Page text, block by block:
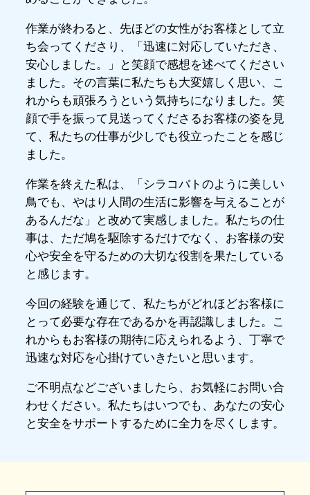
作業が終わると、先ほどの女性がお客様として立
ち会ってくださり、「迅速に対応していただき、
安心しました。」と笑顔で感想を述べてください
ました。その言葉に私たちも大変嬉しく思い、こ
れからも頑張ろうという気持ちになりました。笑
顔で手を振って見送ってくださるお客様の姿を見
て、私たちの仕事が少しでも役立ったことを感じ
ました。
作業を終えた私は、「シラコバトのように美しい
鳥でも、やはり人間の生活に影響を与えることが
あるんだな」と改めて実感しました。私たちの仕
事は、ただ鳩を駆除するだけでなく、お客様の安
心や安全を守るための大切な役割を果たしている
と感じます。
今回の経験を通じて、私たちがどれほどお客様に
とって必要な存在であるかを再認識しました。こ
れからもお客様の期待に応えられるよう、丁寧で
迅速な対応を心掛けていきたいと思います。
ご不明点などございましたら、お気軽にお問い合
わせください。私たちはいつでも、あなたの安心
と安全をサポートするために全力を尽くします。